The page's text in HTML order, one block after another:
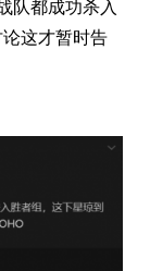
队都成功杀入
这才暂时告